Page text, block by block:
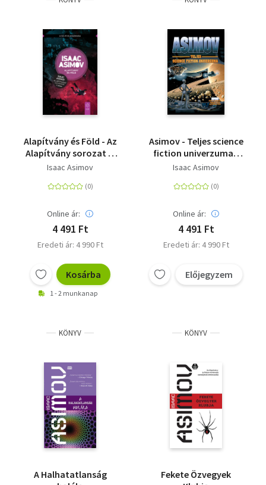
Alapítvány és Föld - Az
Alapítvány sorozat 7.
kötete
Isaac Asimov
Online ár:
4 491 Ft
Eredeti ár: 4 990 Ft
Kosárba
1 - 2 munkanap
Asimov - Teljes science
fiction univerzuma -
Encyclopedia
Isaac Asimov
Online ár:
4 491 Ft
Eredeti ár: 4 990 Ft
Előjegyzem
KÖNYV
A Halhatatlanság
KÖNYV
Fekete Özvegyek